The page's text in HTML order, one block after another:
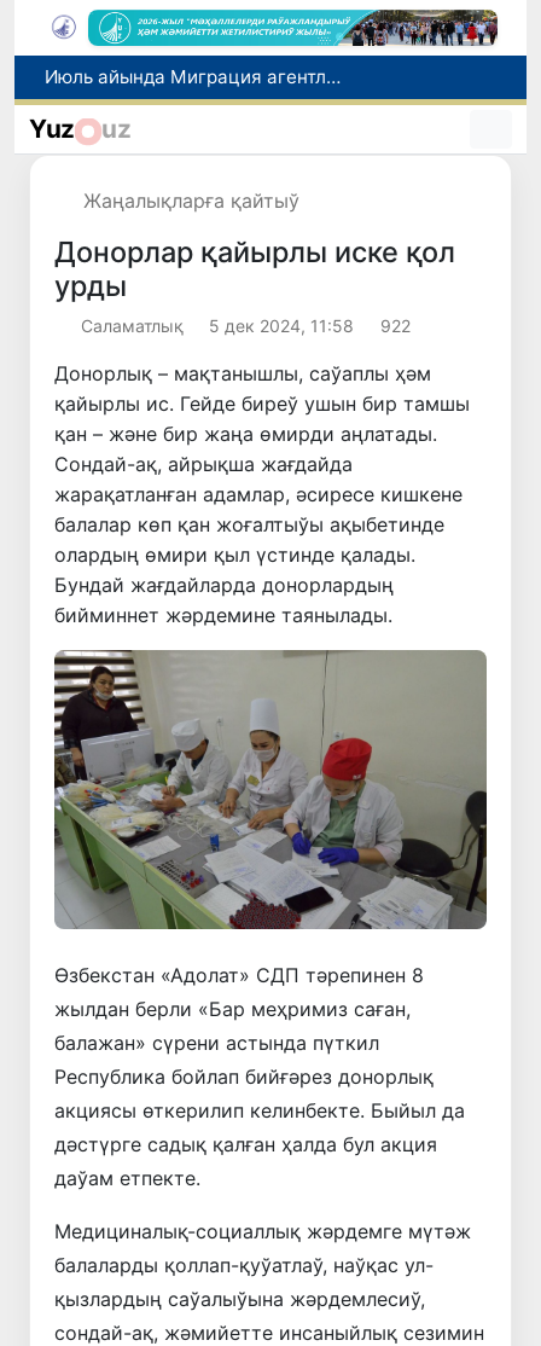
Июль айында Миграция агентлигиниң Москва қаласындағы ўәкилханасы 1 мың 800 ден аслам Өзбекстан пуқараларына жәрдем көрсетти
Өзбекстан сайланды командасы Астана қаласында өткерилип атырған "Келешек ойынлары - 2026" спорт жарысларының шерек финалына шықты
Yuz uz
Жаңалықларға қайтыў
Донорлар қайырлы иске қол
урды
Саламатлық 5 дек 2024, 11:58 922
Донорлық – мақтанышлы, саўаплы ҳәм
қайырлы ис. Гейде биреў ушын бир тамшы
қан – және бир жаңа өмирди аңлатады.
Сондай-ақ, айрықша жағдайда
жарақатланған адамлар, әсиресе кишкене
балалар көп қан жоғалтыўы ақыбетинде
олардың өмири қыл үстинде қалады.
Бундай жағдайларда донорлардың
бийминнет жәрдемине таянылады.
Өзбекстан «Адолат» СДП тәрепинен 8
жылдан берли «Бар меҳримиз саған,
балажан» сүрени астында пүткил
Республика бойлап бийғәрез донорлық
акциясы өткерилип келинбекте. Быйыл да
дәстүрге садық қалған ҳалда бул акция
даўам етпекте.
Медициналық-социаллық жәрдемге мүтәж
балаларды қоллап-қуўатлаў, наўқас ул-
қызлардың саўалыўына жәрдемлесиў,
сондай-ақ, жәмийетте инсаныйлық сезимин